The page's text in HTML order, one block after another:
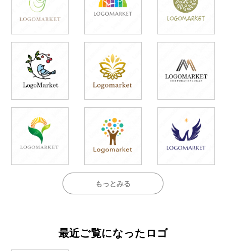
もっとみる
最近ご覧になったロゴ